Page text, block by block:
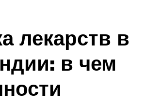
лекарств в
в чем